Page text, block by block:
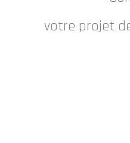
votre projet